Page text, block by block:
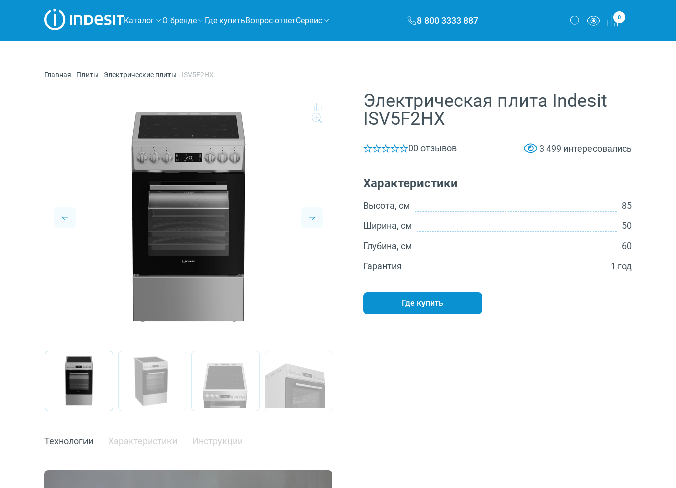
Каталог О бренде Где купитьВопрос-ответСервис 8 800 3333 887 0
Холодильники
Микроволновые печи
Главная - Плиты - Электрические плиты - ISV5F2HX
Электрическая плита Indesit
ISV5F2HX
00 отзывов 3 499 интересовались
Характеристики
Высота, см
85
Ширина, см
50
Глубина, см
60
Гарантия
1 год
Где купить
Технологии Характеристики Инструкции